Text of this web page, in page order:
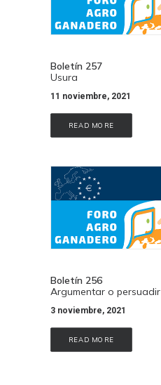
Boletín 257
Usura
11 noviembre, 2021
READ MORE
Boletín 256
Argumentar o persuadir
3 noviembre, 2021
READ MORE